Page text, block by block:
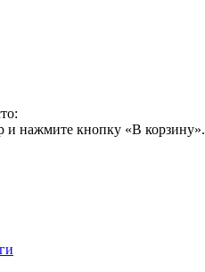
и нажмите кнопку «В корзину».